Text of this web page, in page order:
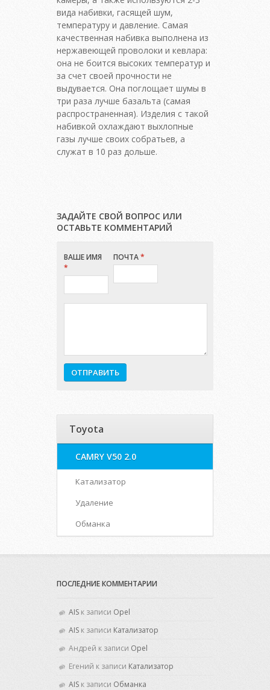
вида набивки, гасящей шум,
температуру и давление. Самая
качественная набивка выполнена из
нержавеющей проволоки и кевлара:
она не боится высоких температур и
за счет своей прочности не
выдувается. Она поглощает шумы в
три раза лучше базальта (самая
распространенная). Изделия с такой
набивкой охлаждают выхлопные
газы лучше своих собратьев, а
служат в 10 раз дольше.
ЗАДАЙТЕ СВОЙ ВОПРОС ИЛИ
ОСТАВЬТЕ КОММЕНТАРИЙ
ВАШЕ ИМЯ
*
ПОЧТА*
Toyota
CAMRY V50 2.0
Катализатор
Удаление
Обманка
ПОСЛЕДНИЕ КОММЕНТАРИИ
AIS к записи Opel
AIS к записи Катализатор
Андрей к записи Opel
Егений к записи Катализатор
AIS к записи Обманка